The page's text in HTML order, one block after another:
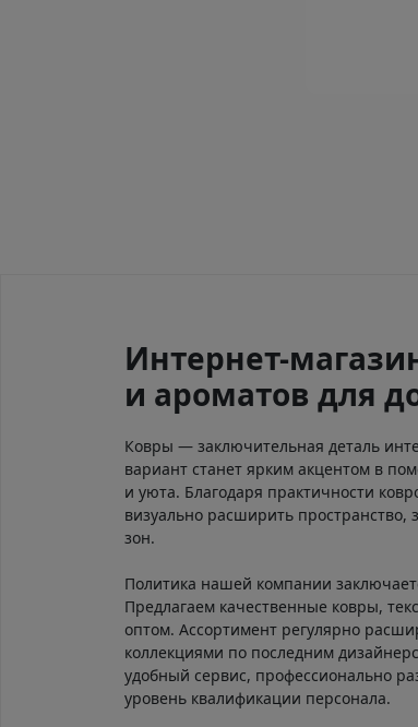
Интернет-
и ароматов для
Ковры — заключительная деталь
вариант станет ярким акцентом в
и уюта. Благодаря практичности
визуально расширить пространство,
зон.
Политика нашей компании
Предлагаем качественные ковры,
оптом. Ассортимент регулярно
коллекциями по последним
удобный сервис, профессионально
уровень квалификации персонала.